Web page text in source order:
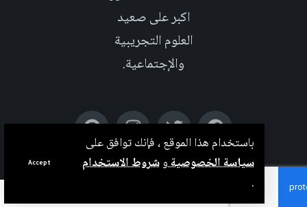
باستخدام هذا الموقع ، فإنك توافق على
سياسة الخصوصيةوشروط الاستخدام
اكبر على صعيد
العلوم التجريبية
والإجتماعية.